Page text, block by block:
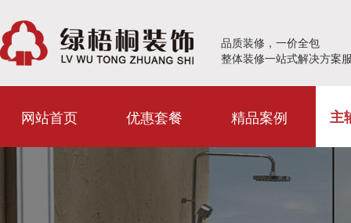
品质装修，一价全包
整体装修一站式解决方案
网站首页 优惠套餐 精品案例 主